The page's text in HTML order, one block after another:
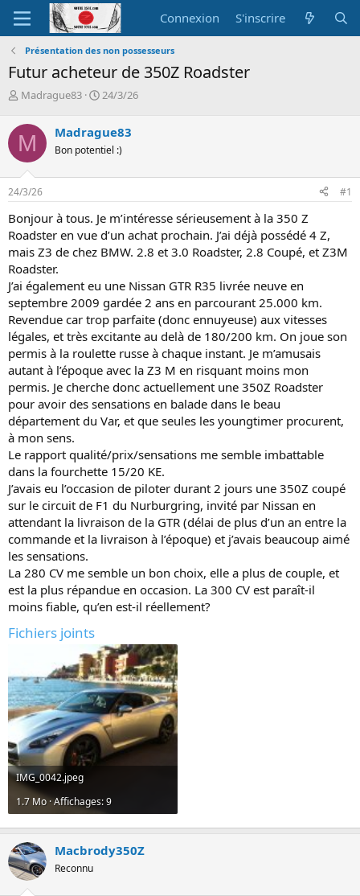
Connexion S'inscrire
Présentation des non possesseurs
Futur acheteur de 350Z Roadster
A
t
e
u
r
d
e
a
d
i
s
c
s
s
i
o
n
Madrague83
D
e
d
d
u
t
24/3/26
M Madrague83
Bon potentiel :)
24/3/26 #1
Bonjour à tous. Je m’intéresse sérieusement à la 350 Z
Roadster en vue d’un achat prochain. J’ai déjà possédé 4 Z,
mais Z3 de chez BMW. 2.8 et 3.0 Roadster, 2.8 Coupé, et Z3M
Roadster.
J’ai également eu une Nissan GTR R35 livrée neuve en
septembre 2009 gardée 2 ans en parcourant 25.000 km.
Revendue car trop parfaite (donc ennuyeuse) aux vitesses
légales, et très excitante au delà de 180/200 km. On joue son
permis à la roulette russe à chaque instant. Je m’amusais
autant à l’époque avec la Z3 M en risquant moins mon
permis. Je cherche donc actuellement une 350Z Roadster
pour avoir des sensations en balade dans le beau
département du Var, et que seules les youngtimer procurent,
à mon sens.
Le rapport qualité/prix/sensations me semble imbattable
dans la fourchette 15/20 KE.
J’avais eu l’occasion de piloter durant 2 jours une 350Z coupé
sur le circuit de F1 du Nurburgring, invité par Nissan en
attendant la livraison de la GTR (délai de plus d’un an entre la
commande et la livraison à l’époque) et j’avais beaucoup aimé
les sensations.
La 280 CV me semble un bon choix, elle a plus de couple, et
est la plus répandue en occasion. La 300 CV est paraît-il
moins fiable, qu’en est-il réellement?
Fichiers joints
IMG_0042.jpeg
1.7 Mo · Affichages: 9
Macbrody350Z
Reconnu